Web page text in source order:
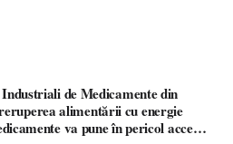
de Medicamente din
alimentării cu energie
va pune în pericol accesul